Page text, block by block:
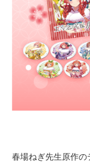
春場ねぎ先生原作